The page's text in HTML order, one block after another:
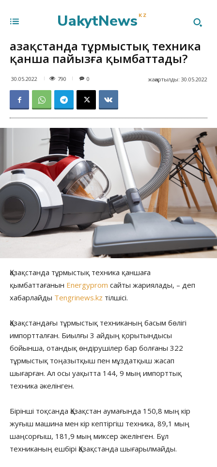
UakytNews KZ
Қазақстанда тұрмыстық техника
қанша пайызға қымбаттады?
30.05.2022 790 жаңартылды: 30.05.2022
0
Қазақстанда тұрмыстық техника қаншаға
қымбаттағанын Energyprom сайты жариялады, – деп
хабарлайды Tengrinews.kz тілшісі.
Қазақстандағы тұрмыстық техниканың басым бөлігі
импортталған. Биылғы 3 айдың қорытындысы
бойынша, отандық өндірушілер бар болғаны 322
тұрмыстық тоңазытқыш пен мұздатқыш жасап
шығарған. Ал осы уақытта 144, 9 мың импорттық
техника әкелінген.
Бірінші тоқсанда Қазақстан аумағында 150,8 мың кір
жуғыш машина мен кір кептіргіш техника, 89,1 мың
шаңсорғыш, 181,9 мың миксер әкелінген. Бұл
техниканың ешбірі Қазақстанда шығарылмайды.